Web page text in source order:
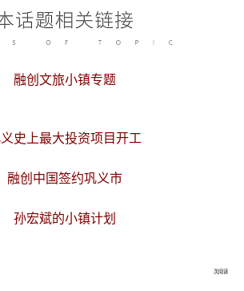
融创文旅小镇专题
史上最大投资项目开工
融创中国签约巩义市
孙宏斌的小镇计划
次阅读